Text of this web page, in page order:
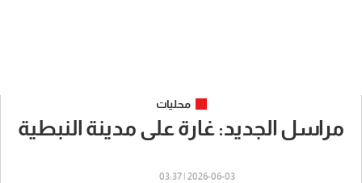
محليات
مراسل الجديد: غارة على مدينة النبطية
2026-06-03 | 03:37